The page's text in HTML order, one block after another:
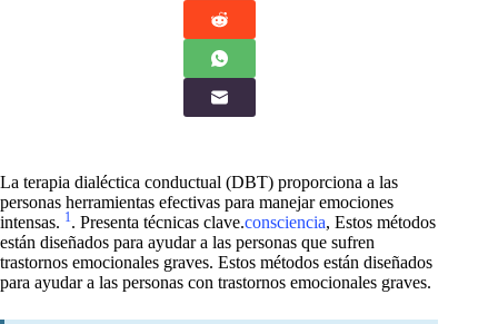
La terapia dialéctica conductual (DBT) proporciona a las
personas herramientas efectivas para manejar emociones
intensas. 1. Presenta técnicas clave.consciencia, Estos métodos
están diseñados para ayudar a las personas que sufren
trastornos emocionales graves. Estos métodos están diseñados
para ayudar a las personas con trastornos emocionales graves.